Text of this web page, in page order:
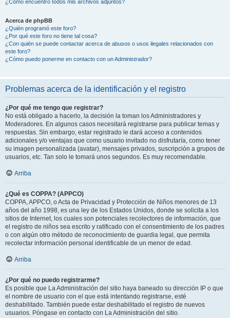
¿Cómo encuentro todos mis archivos adjuntos?
Acerca de phpBB
¿Quién programó este foro?
¿Por qué este foro no tiene tal cosa?
¿Con quién se puede contactar acerca de abusos o usos ilegales relacionados con
este foro?
¿Cómo puedo ponerme en contacto con un Administrador?
Problemas acerca de la identificación y el registro
¿Por qué me tengo que registrar?
No está obligado a hacerlo, la decisión la toman los Administradores y
Moderadores. En algunos casos necesitará registrarse para publicar temas y
respuestas. Sin embargo, estar registrado le dará acceso a contenidos
adicionales y/o ventajas que como usuario invitado no disfrutaría, como tener
su imagen personalizada (avatar), mensajes privados, suscripción a grupos de
usuarios, etc. Tan solo le tomará unos segundos. Es muy recomendable.
Arriba
¿Qué es COPPA? (APPCO)
COPPA, APPCO, o Acta de Privacidad y Protección de Niños menores de 13
años del año 1998, es una ley de los Estados Unidos, donde se solicita a los
sitios de Internet, los cuales son potenciales recolectores de información, que
el registro de niños sea escrito y ratificado con el consentimiento de los padres
o con algún otro método de reconocimiento de guardia legal, que permita
recolectar información personal identificable de un menor de edad.
Arriba
¿Por qué no puedo registrarme?
Es posible que La Administración del sitio haya baneado su dirección IP o que
el nombre de usuario con el que está intentando registrarse, esté
deshabilitado. También puede estar deshabilitado el registro de nuevos
usuarios. Póngase en contacto con La Administración del sitio.